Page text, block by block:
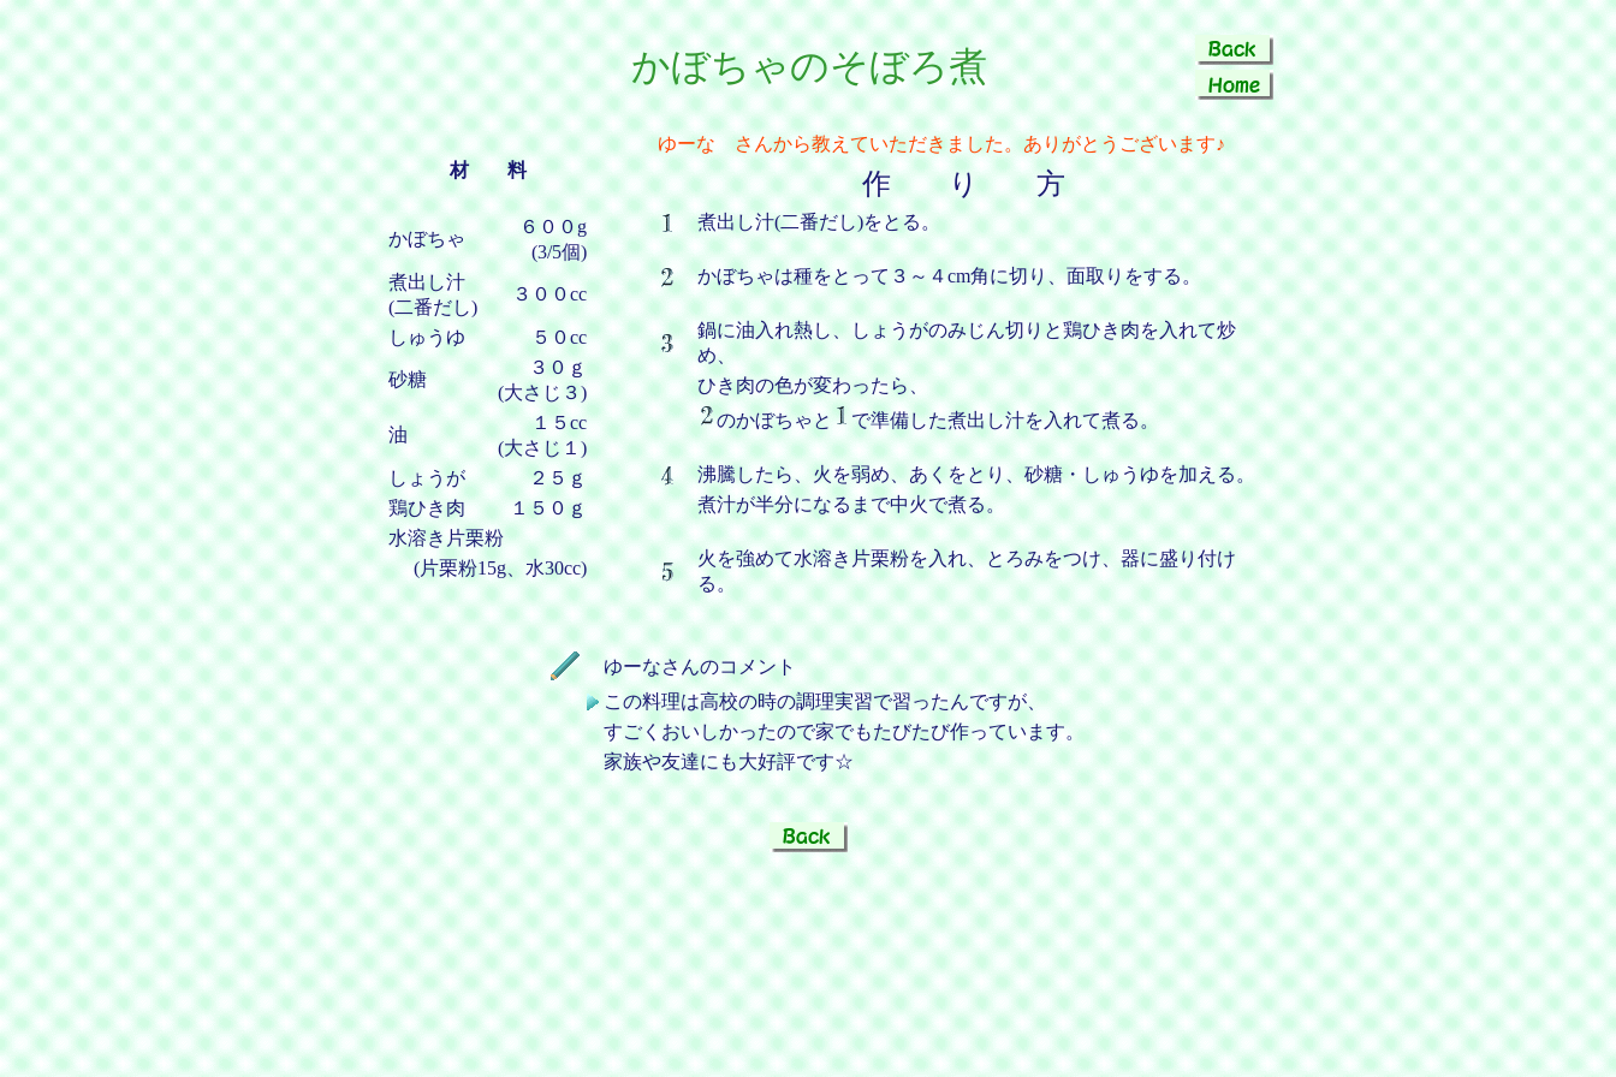
かぼちゃのそぼろ煮
材 料
かぼちゃ
６００g
(3/5個)
煮出し汁
(二番だし)
３００cc
しゅうゆ ５０cc
砂糖
３０ｇ
(大さじ３)
油
１５cc
(大さじ１)
しょうが
２５ｇ
鶏ひき肉
１５０ｇ
水溶き片栗粉
(片栗粉15g、水30cc)
ゆーな さんから教えていただきました。ありがとうございます♪
作 り 方
煮出し汁(二番だし)をとる。
かぼちゃは種をとって３～４cm角に切り、面取りをする。
鍋に油入れ熱し、しょうがのみじん切りと鶏ひき肉を入れて炒
め、
ひき肉の色が変わったら、
のかぼちゃと
で準備した煮出し汁を入れて煮る。
沸騰したら、火を弱め、あくをとり、砂糖・しゅうゆを加える。
煮汁が半分になるまで中火で煮る。
火を強めて水溶き片栗粉を入れ、とろみをつけ、器に盛り付け
る。
ゆーなさんのコメント
この料理は高校の時の調理実習で習ったんですが、
すごくおいしかったので家でもたびたび作っています。
家族や友達にも大好評です☆